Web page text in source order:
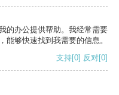
的办公提供帮助。我经常需要
能够快速找到我需要的信息。
支持[0] 反对[0]